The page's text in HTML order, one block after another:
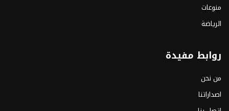
منوعات
الرياضة
روابط مفيدة
من نحن
اصداراتنا